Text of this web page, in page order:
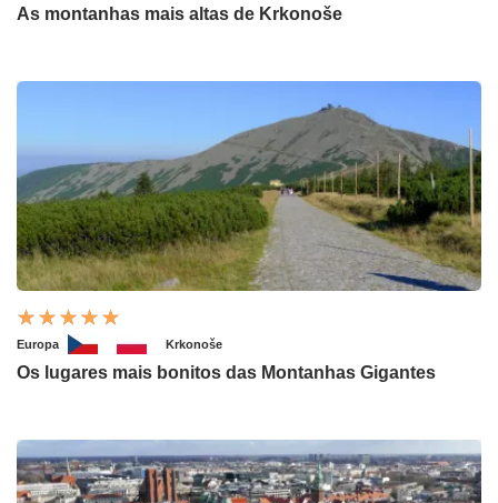
As montanhas mais altas de Krkonoše
Europa Krkonoše
Os lugares mais bonitos das Montanhas Gigantes